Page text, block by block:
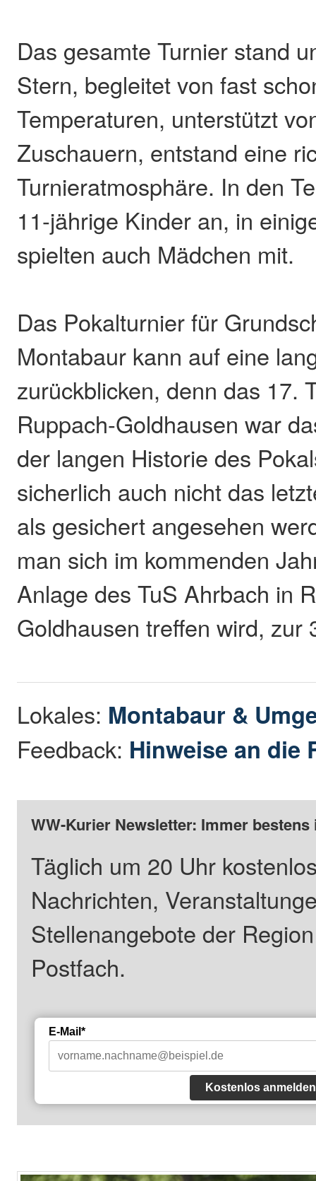
Das gesamte Turnier stand
Stern, begleitet von fast
Temperaturen, unterstützt
Zuschauern, entstand eine
Turnieratmosphäre. In den
11-jährige Kinder an, in
spielten auch Mädchen mit.
Das Pokalturnier für
Montabaur kann auf eine
zurückblicken, denn das 17.
Ruppach-Goldhausen war
der langen Historie des
sicherlich auch nicht das
als gesichert angesehen
man sich im kommenden
Anlage des TuS Ahrbach in
Goldhausen treffen wird, zur
Lokales: Montabaur &
Feedback: Hinweise an die
WW-Kurier Newsletter: Immer
Täglich um 20 Uhr
Nachrichten,
Stellenangebote der
Postfach.
E-Mail*
Kostenlos anmelden